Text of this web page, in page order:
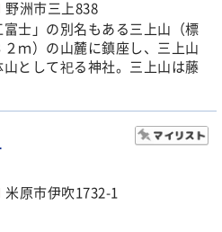
野洲市三上838
富士」の別名もある三上山（標
２ｍ）の山麓に鎮座し、三上山
山として祀る神社。三上山は藤
米原市伊吹1732-1